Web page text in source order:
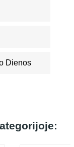
Dienos